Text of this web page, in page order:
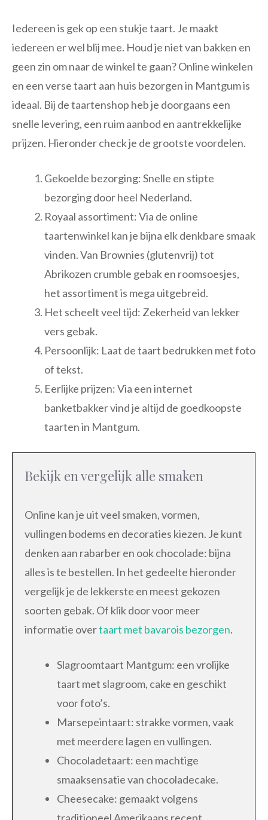
Iedereen is gek op een stukje taart. Je maakt
iedereen er wel blij mee. Houd je niet van bakken en
geen zin om naar de winkel te gaan? Online winkelen
en een verse taart aan huis bezorgen in Mantgum is
ideaal. Bij de taartenshop heb je doorgaans een
snelle levering, een ruim aanbod en aantrekkelijke
prijzen. Hieronder check je de grootste voordelen.
Gekoelde bezorging: Snelle en stipte
bezorging door heel Nederland.
Royaal assortiment: Via de online
taartenwinkel kan je bijna elk denkbare smaak
vinden. Van Brownies (glutenvrij) tot
Abrikozen crumble gebak en roomsoesjes,
het assortiment is mega uitgebreid.
Het scheelt veel tijd: Zekerheid van lekker
vers gebak.
Persoonlijk: Laat de taart bedrukken met foto
of tekst.
Eerlijke prijzen: Via een internet
banketbakker vind je altijd de goedkoopste
taarten in Mantgum.
Bekijk en vergelijk alle smaken
Online kan je uit veel smaken, vormen,
vullingen bodems en decoraties kiezen. Je kunt
denken aan rabarber en ook chocolade: bijna
alles is te bestellen. In het gedeelte hieronder
vergelijk je de lekkerste en meest gekozen
soorten gebak. Of klik door voor meer
informatie overtaart met bavarois bezorgen.
Slagroomtaart Mantgum: een vrolijke
taart met slagroom, cake en geschikt
voor foto’s.
Marsepeintaart: strakke vormen, vaak
met meerdere lagen en vullingen.
Chocoladetaart: een machtige
smaaksensatie van chocoladecake.
Cheesecake: gemaakt volgens